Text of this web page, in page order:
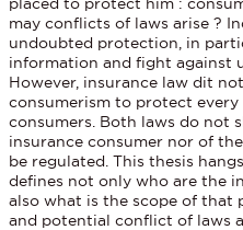
may conflicts of laws arise ?
undoubted protection, in
information and fight against
However, insurance law dit
consumerism to protect
consumers. Both laws do not
insurance consumer nor of
be regulated. This thesis
defines not only who are the
also what is the scope of that
and potential conflict of laws